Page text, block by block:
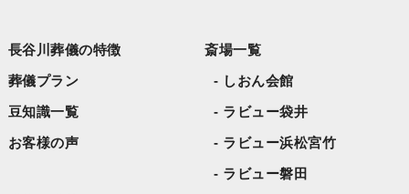
2023年4月
2023年3月
2023年2月
2023年1月
長谷川葬儀の特徴
葬儀プラン
豆知識一覧
お客様の声
斎場一覧
しおん会館
ラビュー袋井
ラビュー浜松宮竹
ラビュー磐田